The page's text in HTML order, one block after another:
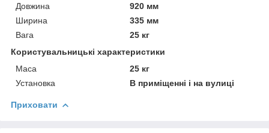
Довжина
920 мм
Ширина
335 мм
Вага
25 кг
Користувальницькі характеристики
Маса
25 кг
Установка
В приміщенні і на вулиці
Приховати